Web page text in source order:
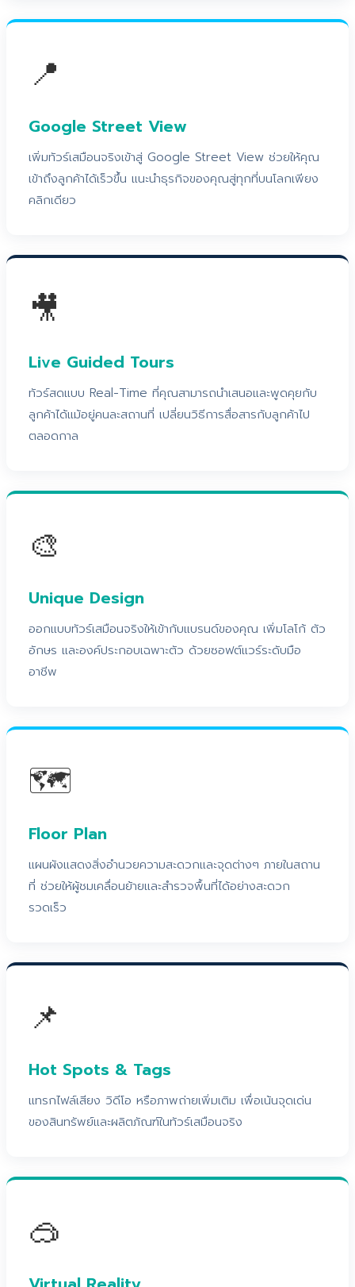
📍
Google Street View
เพิ่มทัวร์เสมือนจริงเข้าสู่ Google Street View ช่วยให้คุณ
เข้าถึงลูกค้าได้เร็วขึ้น แนะนำธุรกิจของคุณสู่ทุกที่บนโลกเพียง
คลิกเดียว
🎥
Live Guided Tours
ทัวร์สดแบบ Real-Time ที่คุณสามารถนำเสนอและพูดคุยกับ
ลูกค้าได้แม้อยู่คนละสถานที่ เปลี่ยนวิธีการสื่อสารกับลูกค้าไป
ตลอดกาล
🎨
Unique Design
ออกแบบทัวร์เสมือนจริงให้เข้ากับแบรนด์ของคุณ เพิ่มโลโก้ ตัว
อักษร และองค์ประกอบเฉพาะตัว ด้วยซอฟต์แวร์ระดับมือ
อาชีพ
🗺️
Floor Plan
แผนผังแสดงสิ่งอำนวยความสะดวกและจุดต่างๆ ภายในสถาน
ที่ ช่วยให้ผู้ชมเคลื่อนย้ายและสำรวจพื้นที่ได้อย่างสะดวก
รวดเร็ว
📌
Hot Spots & Tags
แทรกไฟล์เสียง วิดีโอ หรือภาพถ่ายเพิ่มเติม เพื่อเน้นจุดเด่น
ของสินทรัพย์และผลิตภัณฑ์ในทัวร์เสมือนจริง
🥽